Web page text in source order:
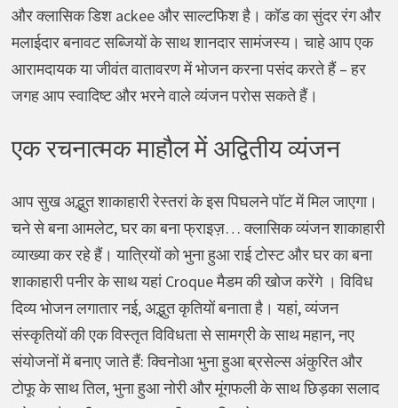
और क्लासिक डिश ackee और साल्टफिश है। कॉड का सुंदर रंग और
मलाईदार बनावट सब्जियों के साथ शानदार सामंजस्य। चाहे आप एक
आरामदायक या जीवंत वातावरण में भोजन करना पसंद करते हैं – हर
जगह आप स्वादिष्ट और भरने वाले व्यंजन परोस सकते हैं।
एक रचनात्मक माहौल में अद्वितीय व्यंजन
आप सुख अद्भुत शाकाहारी रेस्तरां के इस पिघलने पॉट में मिल जाएगा।
चने से बना आमलेट, घर का बना फ्राइज़… क्लासिक व्यंजन शाकाहारी
व्याख्या कर रहे हैं। यात्रियों को भुना हुआ राई टोस्ट और घर का बना
शाकाहारी पनीर के साथ यहां Croque मैडम की खोज करेंगे । विविध
दिव्य भोजन लगातार नई, अद्भुत कृतियों बनाता है। यहां, व्यंजन
संस्कृतियों की एक विस्तृत विविधता से सामग्री के साथ महान, नए
संयोजनों में बनाए जाते हैं: क्विनोआ भुना हुआ ब्रसेल्स अंकुरित और
टोफू के साथ तिल, भुना हुआ नोरी और मूंगफली के साथ छिड़का सलाद